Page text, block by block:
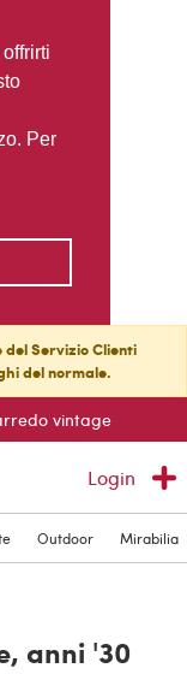
Per
Servizio Clienti
del normale.
vintage
Login
Outdoor Mirabilia
anni '30